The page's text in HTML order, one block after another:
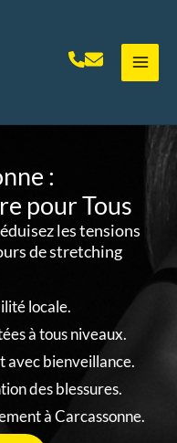
:
pour Tous
les tensions
de stretching
locale.
à tous niveaux.
avec bienveillance.
des blessures.
à Carcassonne.